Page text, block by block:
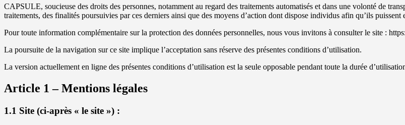
CAPSULE, soucieuse des droits des personnes, notamment au regard des traitements automatisés et dans une volonté de
traitements, des finalités poursuivies par ces derniers ainsi que des moyens d’action dont dispose individus afin qu’ils puissent
Pour toute information complémentaire sur la protection des données personnelles, nous vous invitons à consulter le site :
La poursuite de la navigation sur ce site implique l’acceptation sans réserve des présentes conditions d’utilisation.
La version actuellement en ligne des présentes conditions d’utilisation est la seule opposable pendant toute la durée
Article 1 – Mentions légales
1.1 Site (ci-après « le site ») :